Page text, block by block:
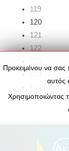
119
120
121
122
Τέλος
Προκειμένου να σας
αυτός
Χρησιμοποιώντας